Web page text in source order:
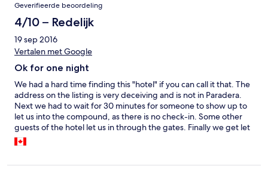
refrigerated in large quantities so prepare yourself for sticker
shock and a way to chill it down.
Geverifieerde beoordeling
4/10 – Redelijk
19 sep 2016
Vertalen met Google
Ok for one night
We had a hard time finding this "hotel" if you can call it that. The
address on the listing is very deceiving and is not in Paradera.
Next we had to wait for 30 minutes for someone to show up to
let us into the compound, as there is no check-in. Some other
guests of the hotel let us in through the gates. Finally we get let
into the 1 king bed room with small kitchen. First impressions,
the room smells of sewage but overall is very clean. We decide